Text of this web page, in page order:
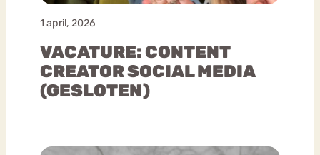
1 april, 2026
VACATURE: CONTENT
CREATOR SOCIAL MEDIA
(GESLOTEN)